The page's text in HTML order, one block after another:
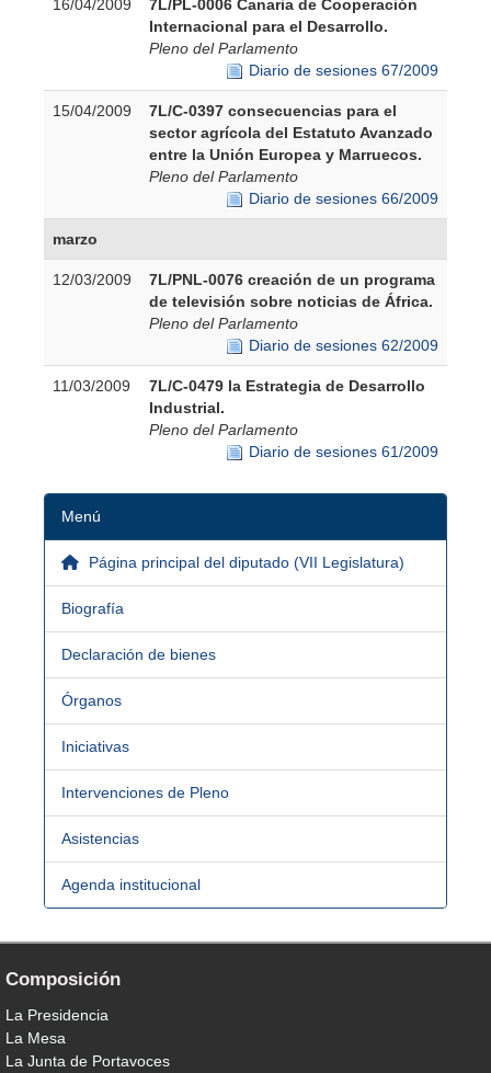
16/04/2009
7L/PL-0006 Canaria de Cooperación
Internacional para el Desarrollo.
Pleno del Parlamento
Diario de sesiones 67/2009
15/04/2009
7L/C-0397 consecuencias para el
sector agrícola del Estatuto Avanzado
entre la Unión Europea y Marruecos.
Pleno del Parlamento
Diario de sesiones 66/2009
marzo
12/03/2009
7L/PNL-0076 creación de un programa
de televisión sobre noticias de África.
Pleno del Parlamento
Diario de sesiones 62/2009
11/03/2009
7L/C-0479 la Estrategia de Desarrollo
Industrial.
Pleno del Parlamento
Diario de sesiones 61/2009
Menú
Página principal del diputado (VII Legislatura)
Biografía
Declaración de bienes
Órganos
Iniciativas
Intervenciones de Pleno
Asistencias
Agenda institucional
Composición
La Presidencia
La Mesa
La Junta de Portavoces